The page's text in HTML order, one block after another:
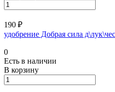
190 ₽
удобрение Добрая сила
0
Есть в наличии
В корзину